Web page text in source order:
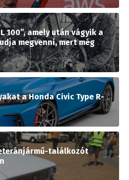
100”, amely után vágyik a
megvenni, mert még
a Honda Civic Type R-
találkozót